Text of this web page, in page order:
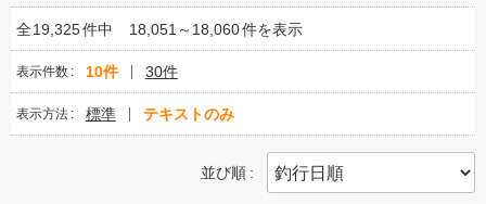
全19,325件中 18,051～18,060件を表示
表示件数 10件 30件
表示方法 標準 テキストのみ
並び順